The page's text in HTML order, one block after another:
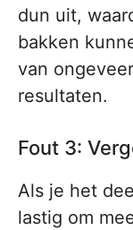
dun uit,
bakken
van
resultaten.
Fout 3:
Als je het
lastig om